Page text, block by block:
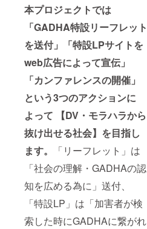
本プロジェクトでは
「GADHA特設リーフレット
を送付」「特設LPサイトを
web広告によって宣伝」
「カンファレンスの開催」
という3つのアクションに
よって 【DV・モラハラから
抜け出せる社会】を目指し
ます。
「リーフレット」は
「社会の理解・GADHAの認
知を広める為に」送付、
「特設LP」は「加害者が検
索した時にGADHAに繋がれ